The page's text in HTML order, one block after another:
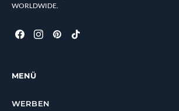
WORLDWIDE.
MENÜ
WERBEN